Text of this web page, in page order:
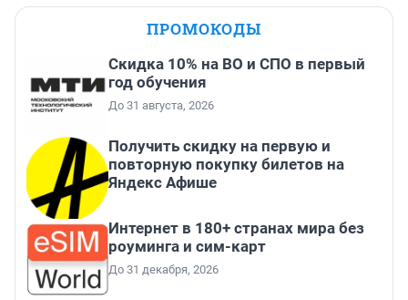
ПРОМОКОДЫ
Скидка 10% на ВО и СПО в первый
год обучения
До 31 августа, 2026
Получить скидку на первую и
повторную покупку билетов на
Яндекс Афише
Интернет в 180+ странах мира без
роуминга и сим-карт
До 31 декабря, 2026